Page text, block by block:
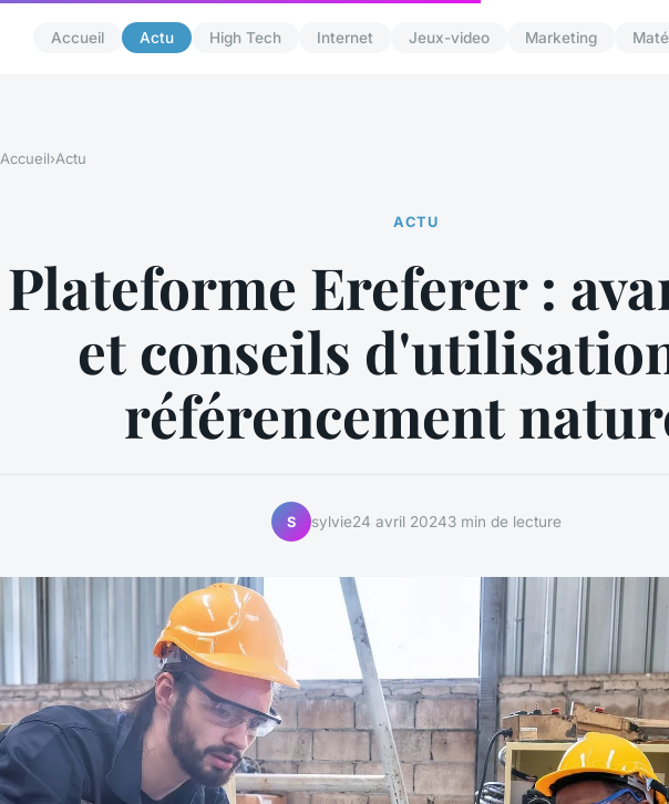
Accueil Actu High Tech Internet Jeux-video Marketing
Accueil›Actu
ACTU
Plateforme Ereferer :
et conseils
référencement
S sylvie24 avril 20243 min de lecture